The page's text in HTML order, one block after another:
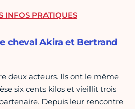
cheval Akira et Bertrand
deux acteurs. Ils ont le même
six cents kilos et vieillit trois
Depuis leur rencontre
INFOS PRATIQUES